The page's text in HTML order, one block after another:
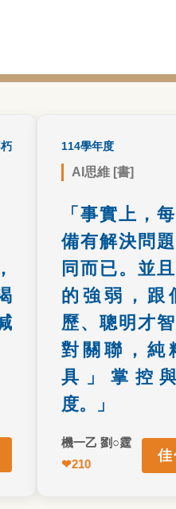
114學年度
AI思維 [書]
「事實上，每
備有解決問題
同而已。並且
的強弱，跟
歷、聰明才智
對關聯，純
具」掌控與
度。」
機一乙 劉○霆
210
佳
下伏筆，又表達了
用能力的所做的理
了大部份人的